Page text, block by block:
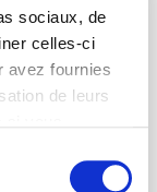
sociaux, de
celles-ci
avez fournies
de leurs
de
les
digital